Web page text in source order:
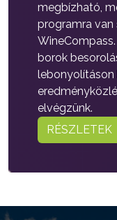
megbízható,
programra van
borok
lebonyolításon
elvégzünk.
RÉSZLETEK